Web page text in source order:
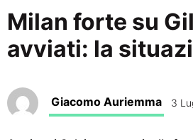
Milan forte su
avviati: la
Giacomo Auriemma 3